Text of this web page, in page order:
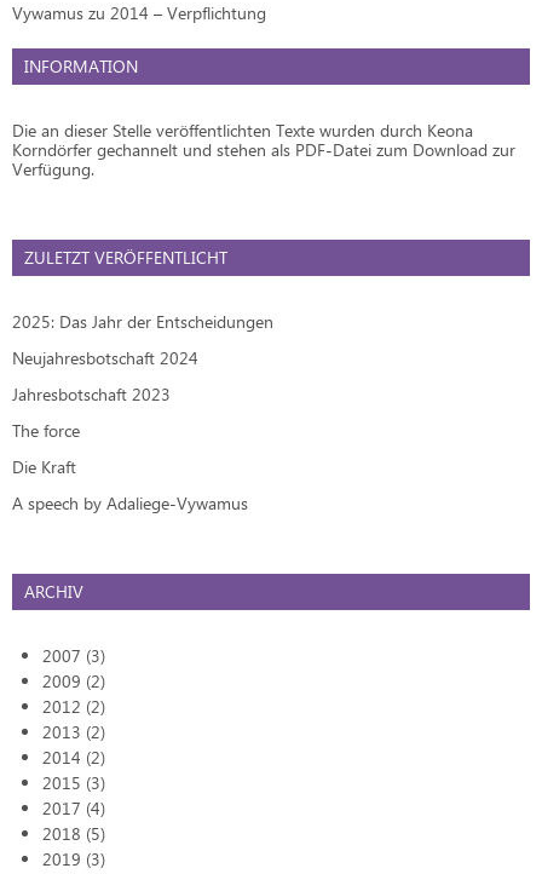
Vywamus zu 2014 – Verpflichtung
INFORMATION
Die an dieser Stelle veröffentlichten Texte wurden durch Keona
Korndörfer gechannelt und stehen als PDF-Datei zum Download zur
Verfügung.
ZULETZT VERÖFFENTLICHT
2025: Das Jahr der Entscheidungen
Neujahresbotschaft 2024
Jahresbotschaft 2023
The force
Die Kraft
A speech by Adaliege-Vywamus
ARCHIV
2007 (3)
2009 (2)
2012 (2)
2013 (2)
2014 (2)
2015 (3)
2017 (4)
2018 (5)
2019 (3)